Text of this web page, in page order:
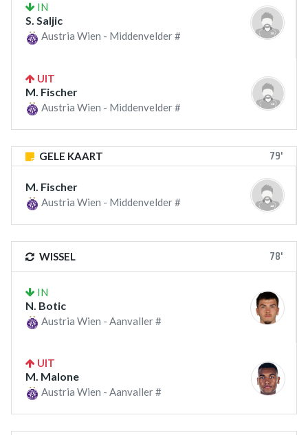
IN
S. Saljic
Austria Wien - Middenvelder #
UIT
M. Fischer
Austria Wien - Middenvelder #
GELE KAART 79'
M. Fischer
Austria Wien - Middenvelder #
WISSEL 78'
IN
N. Botic
Austria Wien - Aanvaller #
UIT
M. Malone
Austria Wien - Aanvaller #